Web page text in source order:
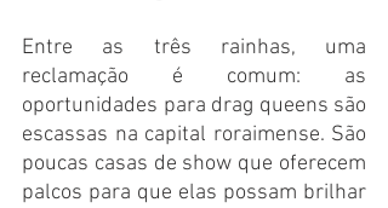
Entre as três rainhas, uma
reclamação é comum: as
oportunidades para drag queens são
escassas na capital roraimense. São
poucas casas de show que oferecem
palcos para que elas possam brilhar